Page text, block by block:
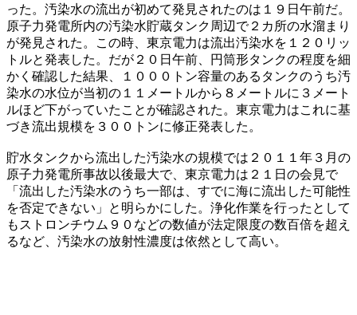
った。汚染水の流出が初めて発見されたのは１９日午前だ。
原子力発電所内の汚染水貯蔵タンク周辺で２カ所の水溜まり
が発見された。この時、東京電力は流出汚染水を１２０リッ
トルと発表した。だが２０日午前、円筒形タンクの程度を細
かく確認した結果、１０００トン容量のあるタンクのうち汚
染水の水位が当初の１１メートルから８メートルに３メート
ルほど下がっていたことが確認された。東京電力はこれに基
づき流出規模を３００トンに修正発表した。
貯水タンクから流出した汚染水の規模では２０１１年３月の
原子力発電所事故以後最大で、東京電力は２１日の会見で
「流出した汚染水のうち一部は、すでに海に流出した可能性
を否定できない」と明らかにした。浄化作業を行ったとして
もストロンチウム９０などの数値が法定限度の数百倍を超え
るなど、汚染水の放射性濃度は依然として高い。